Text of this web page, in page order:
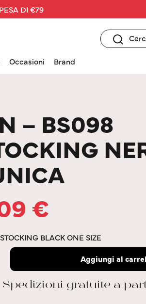
DI €79
Occasioni Brand
– BS098
€
BLACK ONE SIZE
Aggiungi al
Spedizioni gratuite a